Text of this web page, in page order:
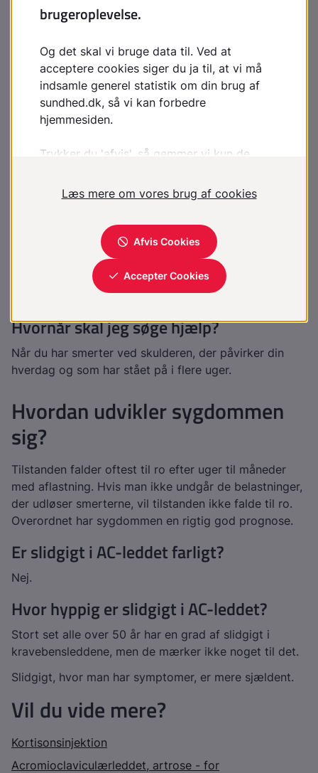
operation fjernes det yderste af kravebenet.
smertefri efter 3 måneder.
Træningsøvelser og fysioterapi anbefales ikke i
behandlingen af slidgigt i kravebensleddet.
Hvad kan jeg selv gøre?
Forsøge at undgå de aktiviteter, der udløser
Hvordan undgår jeg at forværre slidgigt
Med tiden forsvinder symptomerne fra slidgigten,
uanset om slidgigten forværres. Således brænder
tilstanden gradvist ud. Derfor behøver du ikke gøre
noget for at undgå forværring af slidgigten.
Hvornår skal jeg søge hjælp?
Når du har smerter ved skulderen, der påvirker din
hverdag og som har stået på i flere uger.
Hvordan udvikler sygdommen
sig?
Tilstanden falder oftest til ro efter uger til måneder
med aflastning. Hvis man ikke undgår de belastninger,
der udløser smerterne, vil tilstanden ikke falde til ro.
Overordnet har sygdommen en rigtig god prognose.
Er slidgigt i AC-leddet farligt?
Nej.
Hvor hyppig er slidgigt i AC-leddet?
Stort set alle over 50 år har en grad af slidgigt i
kravebensleddene, men de mærker ikke noget til det.
Slidgigt, hvor man har symptomer, er mere sjældent.
Vil du vide mere?
Kortisonsinjektion
Acromioclaviculærleddet, artrose - for